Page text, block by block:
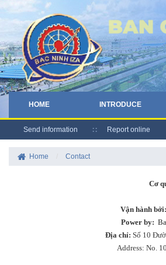
HOME INTRODUCE
Send information Report online
Home Contact
Cơ
Vận hành
Power by:
Địa chỉ: Số 10
Address: No.